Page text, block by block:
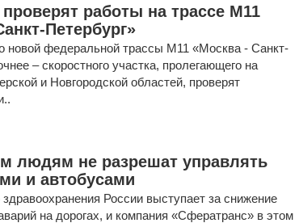
работы на трассе М11
Петербург»
новой федеральной трассы М11 «Москва - Санкт-
– скоростного участка, пролегающего на
и Новгородской областей, проверят
людям не разрешат управлять
и автобусами
России выступает за снижение
на дорогах, и компания «Сфератранс» в этом